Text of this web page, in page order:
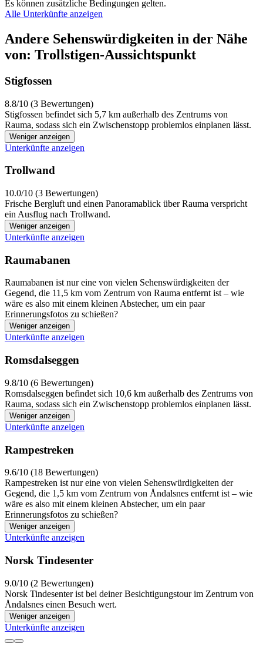
Es können zusätzliche Bedingungen gelten.
Alle Unterkünfte anzeigen
Andere Sehenswürdigkeiten in der Nähe
von: Trollstigen-Aussichtspunkt
Stigfossen
8.8/10 (3 Bewertungen)
Stigfossen befindet sich 5,7 km außerhalb des Zentrums von
Rauma, sodass sich ein Zwischenstopp problemlos einplanen lässt.
Weniger anzeigen
Unterkünfte anzeigen
Trollwand
10.0/10 (3 Bewertungen)
Frische Bergluft und einen Panoramablick über Rauma verspricht
ein Ausflug nach Trollwand.
Weniger anzeigen
Unterkünfte anzeigen
Raumabanen
Raumabanen ist nur eine von vielen Sehenswürdigkeiten der
Gegend, die 11,5 km vom Zentrum von Rauma entfernt ist – wie
wäre es also mit einem kleinen Abstecher, um ein paar
Erinnerungsfotos zu schießen?
Weniger anzeigen
Unterkünfte anzeigen
Romsdalseggen
9.8/10 (6 Bewertungen)
Romsdalseggen befindet sich 10,6 km außerhalb des Zentrums von
Rauma, sodass sich ein Zwischenstopp problemlos einplanen lässt.
Weniger anzeigen
Unterkünfte anzeigen
Rampestreken
9.6/10 (18 Bewertungen)
Rampestreken ist nur eine von vielen Sehenswürdigkeiten der
Gegend, die 1,5 km vom Zentrum von Åndalsnes entfernt ist – wie
wäre es also mit einem kleinen Abstecher, um ein paar
Erinnerungsfotos zu schießen?
Weniger anzeigen
Unterkünfte anzeigen
Norsk Tindesenter
9.0/10 (2 Bewertungen)
Norsk Tindesenter ist bei deiner Besichtigungstour im Zentrum von
Åndalsnes einen Besuch wert.
Weniger anzeigen
Unterkünfte anzeigen